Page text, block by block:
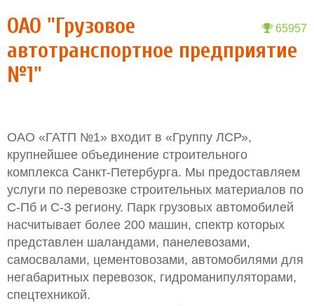
65957
ОАО "Грузовое
автотранспортное предприятие
№1"
ОАО «ГАТП №1» входит в «Группу ЛСР»,
крупнейшее объединение строительного
комплекса Санкт-Петербурга. Мы предоставляем
услуги по перевозке строительных материалов по
С-Пб и С-З региону. Парк грузовых автомобилей
насчитывает более 200 машин, спектр которых
представлен шаландами, панелевозами,
самосвалами, цементовозами, автомобилями для
негабаритных перевозок, гидроманипуляторами,
спецтехникой.